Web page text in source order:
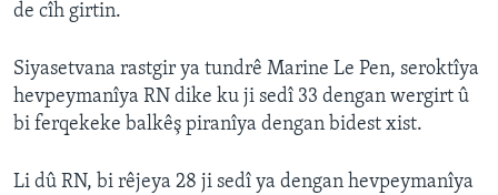
de cîh girtin.
Siyasetvana rastgir ya tundrê Marine Le Pen, seroktîya
hevpeymanîya RN dike ku ji sedî 33 dengan wergirt û
bi ferqekeke balkêş piranîya dengan bidest xist.
Li dû RN, bi rêjeya 28 ji sedî ya dengan hevpeymanîya